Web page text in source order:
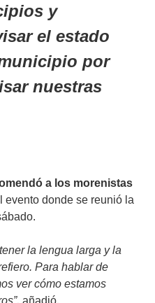
y
el estado
por
nuestras
a los morenistas
evento donde se reunió la
la lengua larga y la
Para hablar de
ver cómo estamos
añadió.